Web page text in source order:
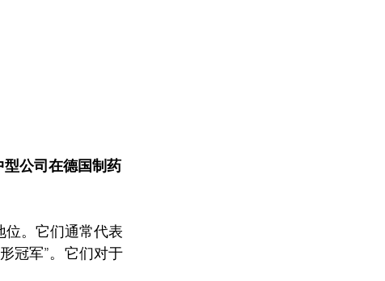
公司在德国制药
。它们通常代表
冠军”。它们对于